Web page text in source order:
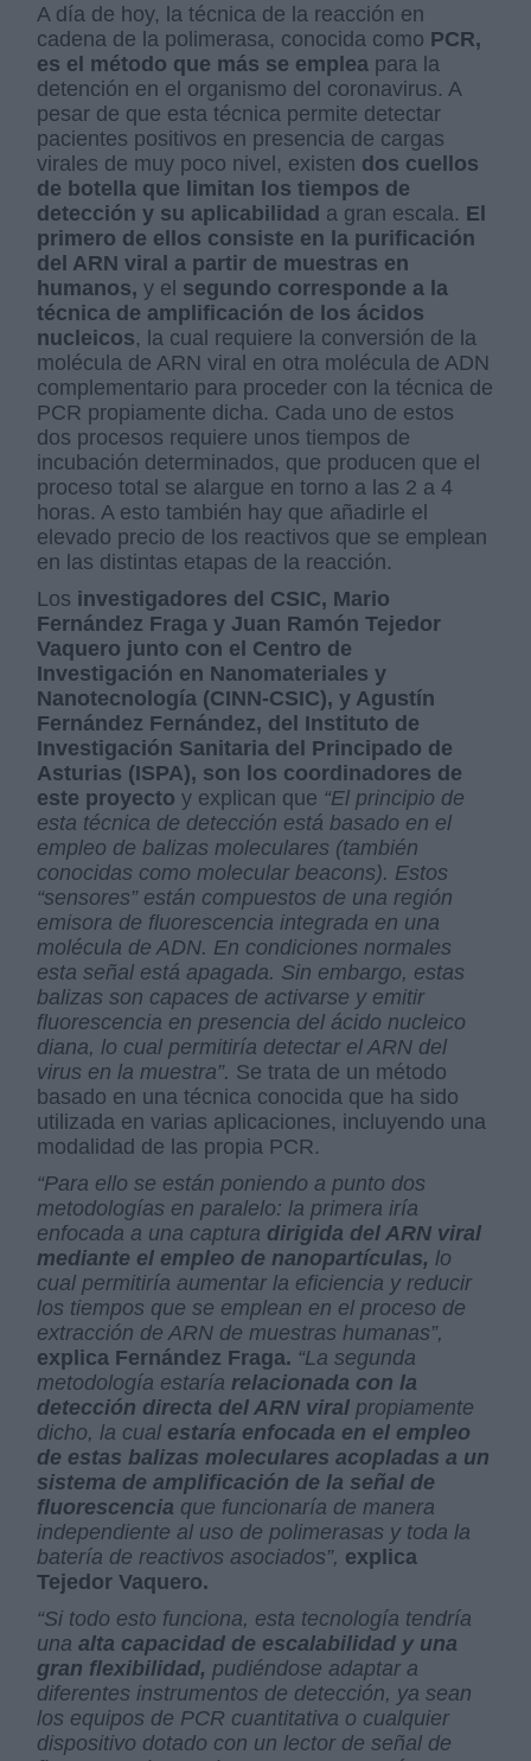
A día de hoy, la técnica de la reacción en
cadena de la polimerasa, conocida como PCR,
es el método que más se emplea para la
detención en el organismo del coronavirus. A
pesar de que esta técnica permite detectar
pacientes positivos en presencia de cargas
virales de muy poco nivel, existen dos cuellos
de botella que limitan los tiempos de
detección y su aplicabilidad a gran escala. El
primero de ellos consiste en la purificación
del ARN viral a partir de muestras en
humanos, y el segundo corresponde a la
técnica de amplificación de los ácidos
nucleicos, la cual requiere la conversión de la
molécula de ARN viral en otra molécula de ADN
complementario para proceder con la técnica de
PCR propiamente dicha. Cada uno de estos
dos procesos requiere unos tiempos de
incubación determinados, que producen que el
proceso total se alargue en torno a las 2 a 4
horas. A esto también hay que añadirle el
elevado precio de los reactivos que se emplean
en las distintas etapas de la reacción.
Los investigadores del CSIC, Mario
Fernández Fraga y Juan Ramón Tejedor
Vaquero junto con el Centro de
Investigación en Nanomateriales y
Nanotecnología (CINN-CSIC), y Agustín
Fernández Fernández, del Instituto de
Investigación Sanitaria del Principado de
Asturias (ISPA), son los coordinadores de
este proyecto y explican que “El principio de
esta técnica de detección está basado en el
empleo de balizas moleculares (también
conocidas como molecular beacons). Estos
“sensores” están compuestos de una región
emisora de fluorescencia integrada en una
molécula de ADN. En condiciones normales
esta señal está apagada. Sin embargo, estas
balizas son capaces de activarse y emitir
fluorescencia en presencia del ácido nucleico
diana, lo cual permitiría detectar el ARN del
virus en la muestra”. Se trata de un método
basado en una técnica conocida que ha sido
utilizada en varias aplicaciones, incluyendo una
modalidad de las propia PCR.
“Para ello se están poniendo a punto dos
metodologías en paralelo: la primera iría
enfocada a una captura dirigida del ARN viral
mediante el empleo de nanopartículas, lo
cual permitiría aumentar la eficiencia y reducir
los tiempos que se emplean en el proceso de
extracción de ARN de muestras humanas”,
explica Fernández Fraga. “La segunda
metodología estaría relacionada con la
detección directa del ARN viral propiamente
dicho, la cual estaría enfocada en el empleo
de estas balizas moleculares acopladas a un
sistema de amplificación de la señal de
fluorescencia que funcionaría de manera
independiente al uso de polimerasas y toda la
batería de reactivos asociados”, explica
Tejedor Vaquero.
“Si todo esto funciona, esta tecnología tendría
unaalta capacidad de escalabilidad y una
gran flexibilidad, pudiéndose adaptar a
diferentes instrumentos de detección, ya sean
los equipos de PCR cuantitativa o cualquier
dispositivo dotado con un lector de señal de